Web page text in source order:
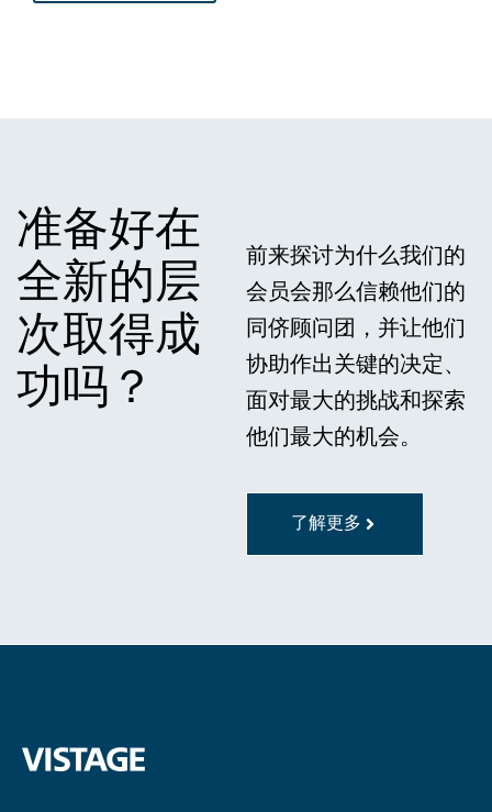
准备好在
全新的层
次取得成
功吗？
前来探讨为什么我们的
会员会那么信赖他们的
同侪顾问团，并让他们
协助作出关键的决定、
面对最大的挑战和探索
他们最大的机会。
了解更多